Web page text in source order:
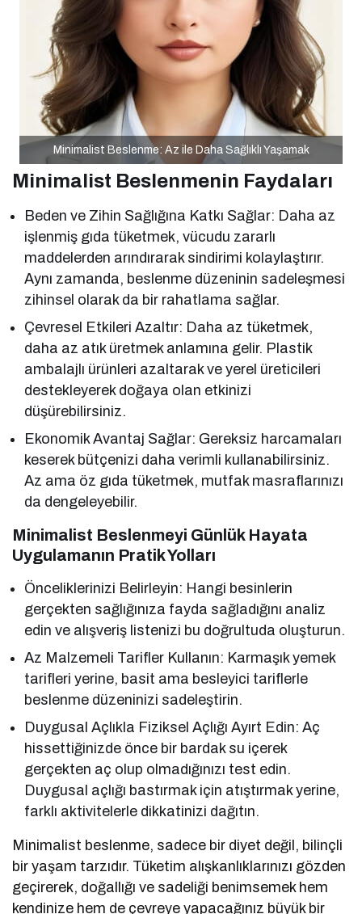
Minimalist Beslenme: Az ile Daha Sağlıklı Yaşamak
Minimalist Beslenmenin Faydaları
Beden ve Zihin Sağlığına Katkı Sağlar: Daha az
işlenmiş gıda tüketmek, vücudu zararlı
maddelerden arındırarak sindirimi kolaylaştırır.
Aynı zamanda, beslenme düzeninin sadeleşmesi
zihinsel olarak da bir rahatlama sağlar.
Çevresel Etkileri Azaltır: Daha az tüketmek,
daha az atık üretmek anlamına gelir. Plastik
ambalajlı ürünleri azaltarak ve yerel üreticileri
destekleyerek doğaya olan etkinizi
düşürebilirsiniz.
Ekonomik Avantaj Sağlar: Gereksiz harcamaları
keserek bütçenizi daha verimli kullanabilirsiniz.
Az ama öz gıda tüketmek, mutfak masraflarınızı
da dengeleyebilir.
Minimalist Beslenmeyi Günlük Hayata
Uygulamanın Pratik Yolları
Önceliklerinizi Belirleyin: Hangi besinlerin
gerçekten sağlığınıza fayda sağladığını analiz
edin ve alışveriş listenizi bu doğrultuda oluşturun.
Az Malzemeli Tarifler Kullanın: Karmaşık yemek
tarifleri yerine, basit ama besleyici tariflerle
beslenme düzeninizi sadeleştirin.
Duygusal Açlıkla Fiziksel Açlığı Ayırt Edin: Aç
hissettiğinizde önce bir bardak su içerek
gerçekten aç olup olmadığınızı test edin.
Duygusal açlığı bastırmak için atıştırmak yerine,
farklı aktivitelerle dikkatinizi dağıtın.
Minimalist beslenme, sadece bir diyet değil, bilinçli
bir yaşam tarzıdır. Tüketim alışkanlıklarınızı gözden
geçirerek, doğallığı ve sadeliği benimsemek hem
kendinize hem de çevreye yapacağınız büyük bir